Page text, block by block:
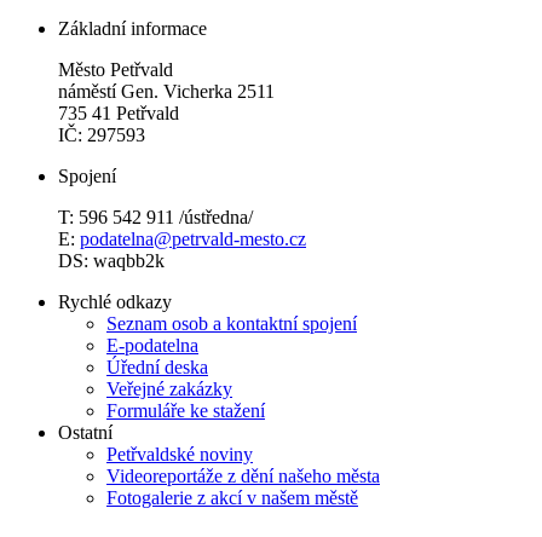
Základní informace
Město Petřvald
náměstí Gen. Vicherka 2511
735 41 Petřvald
IČ: 297593
Spojení
T: 596 542 911 /ústředna/
E: podatelna@petrvald-mesto.cz
DS: waqbb2k
Rychlé odkazy
Seznam osob a kontaktní spojení
E-podatelna
Úřední deska
Veřejné zakázky
Formuláře ke stažení
Ostatní
Petřvaldské noviny
Videoreportáže z dění našeho města
Fotogalerie z akcí v našem městě